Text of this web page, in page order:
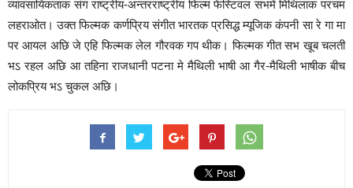
व्यावसायिकताक संग राष्ट्रीय-अन्तरराष्ट्रीय फिल्म फेस्टिवल सभमे मिथिलाक परचम
लहराओत। उक्त फिल्मक कर्णप्रिय संगीत भारतक प्रसिद्ध म्यूजिक कंपनी सा रे गा मा
पर आयल अछि जे एहि फिल्मक लेल गौरवक गप थीक। फिल्मक गीत सभ खूब चलती
भऽ रहल अछि आ तहिना राजधानी पटना मे मैथिली भाषी आ गैर-मैथिली भाषीक बीच
लोकप्रिय भऽ चुकल अछि।